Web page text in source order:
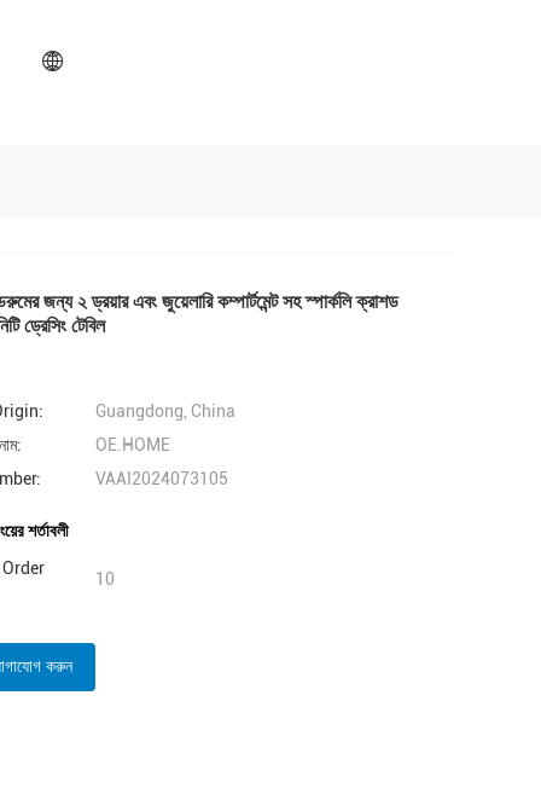
জন্য ২ ড্রয়ার এবং জুয়েলারি কম্পার্টমেন্ট সহ স্পার্কলি ক্রাশড
ড্রেসিং টেবিল
Guangdong, China
OE.HOME
VAAI2024073105
শর্তাবলী
10
করুন